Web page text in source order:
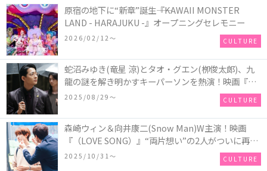
原宿の地下に“新章”誕生――『KAWAII MONSTER
LAND - HARAJUKU -』オープニングセレモニー
2026/02/12〜 CULTURE
蛇沼みゆき(⻯星 涼)とタオ・グエン(栁俊太郎)、九
⿓の謎を解き明かすキーパーソンを熱演！映画『九
⿓ジェネリックロマンス』初場⾯カットを解禁！
2025/08/29〜 CULTURE
森崎ウィン＆向井康二(Snow Man)W主演！映画
『（LOVE SONG）』“両片想い”の2人がついに再
会！ソウタとカイ、切なさと希望が交錯する運命の
2025/10/31〜 CULTURE